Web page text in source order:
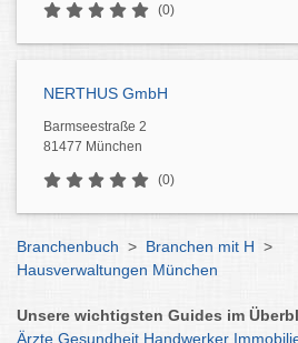
(0)
NERTHUS GmbH
Barmseestraße 2
81477 München
(0)
Branchenbuch > Branchen mit H >
Hausverwaltungen München
Unsere wichtigsten Guides im
Ärzte Gesundheit Handwerker